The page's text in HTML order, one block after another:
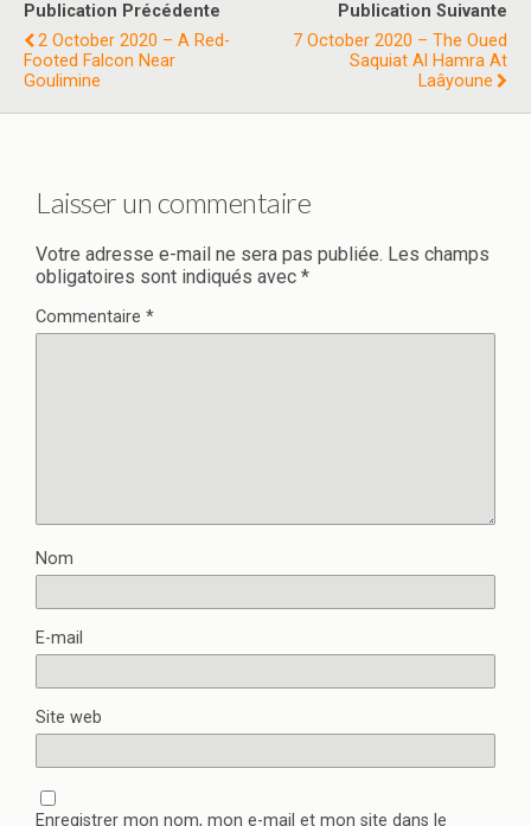
Publication Précédente
2 October 2020 – A Red-
Footed Falcon Near
Goulimine
Publication Suivante
7 October 2020 – The Oued
Saquiat Al Hamra At
Laâyoune
Laisser un commentaire
Votre adresse e-mail ne sera pas publiée. Les champs
obligatoires sont indiqués avec *
Commentaire *
Nom
E-mail
Site web
Enregistrer mon nom, mon e-mail et mon site dans le